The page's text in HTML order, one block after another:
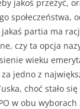
jakoś przeżyć,
społeczeństwa,
jakaś partia ma
czy ta opcja
wieku
jedno z
choć stało
w obu